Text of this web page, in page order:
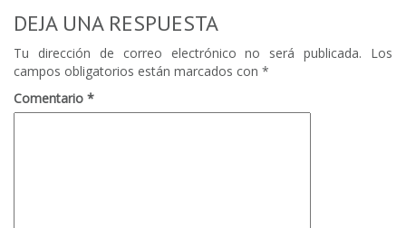
DEJA UNA RESPUESTA
Tu dirección de correo electrónico no será publicada.
Los
campos obligatorios están marcados con *
Comentario *